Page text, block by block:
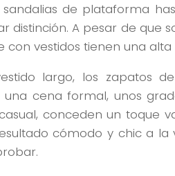
de plataforma
distinción. A pesar de que
vestidos tienen una alta
largo, los zapatos
cena formal, unos
conceden un toque
cómodo y chic a la